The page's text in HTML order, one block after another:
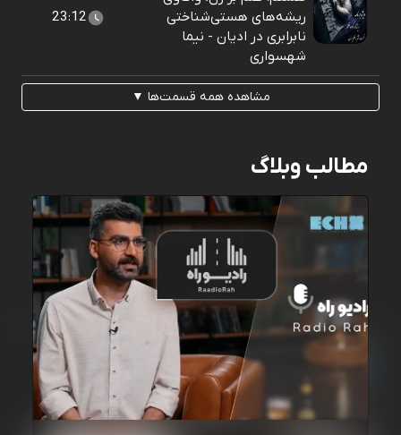
ریشه‌های هستی‌شناختی
نابرابری در ادیان - نیما
شهسواری
23:12
مشاهده همه قسمت‌ها ▼
مطالب وبلاگ